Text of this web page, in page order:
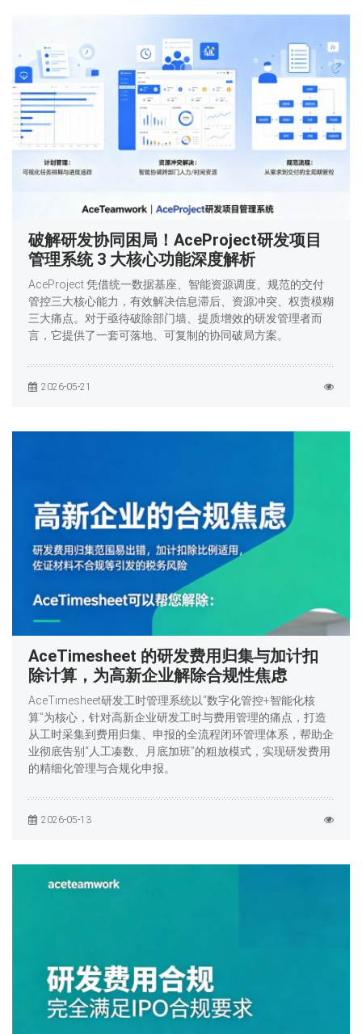
破解研发协同困局！AceProject研发项目
管理系统 3 大核心功能深度解析
AceProject 凭借统一数据基座、智能资源调度、规范的交付
管控三大核心能力，有效解决信息滞后、资源冲突、权责模糊
三大痛点。对于亟待破除部门墙、提质增效的研发管理者而
言，它提供了一套可落地、可复制的协同破局方案。
2026-05-21
AceTimesheet 的研发费用归集与加计扣
除计算，为高新企业解除合规性焦虑
AceTimesheet研发工时管理系统以“数字化管控+智能化核
算”为核心，针对高新企业研发工时与费用管理的痛点，打造
从工时采集到费用归集、申报的全流程闭环管理体系，帮助企
业彻底告别“人工凑数、月底加班”的粗放模式，实现研发费用
的精细化管理与合规化申报。
2026-05-13